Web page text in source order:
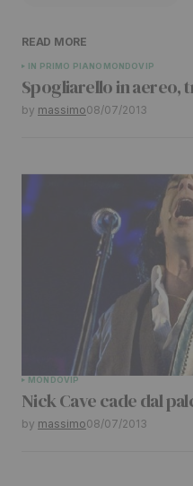
Il tuo indirizzo email
campi obbligatori
Your Name*
Your E-mail
Submit Comment
READ MORE
IN PRIMO PIANO MONDOVIP
Spogliarello in aereo,
by massimo08/07/2013
MONDOVIP
Nick Cave cade dal
by massimo08/07/2013